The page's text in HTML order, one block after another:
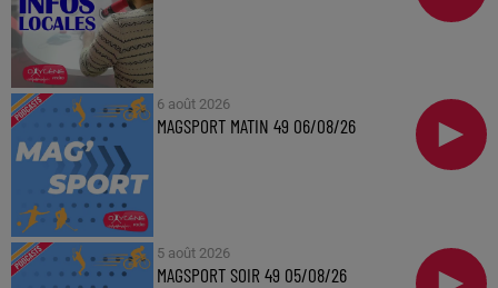
6 août 2026
MAGSPORT MATIN 49 06/08/26
5 août 2026
MAGSPORT SOIR 49 05/08/26